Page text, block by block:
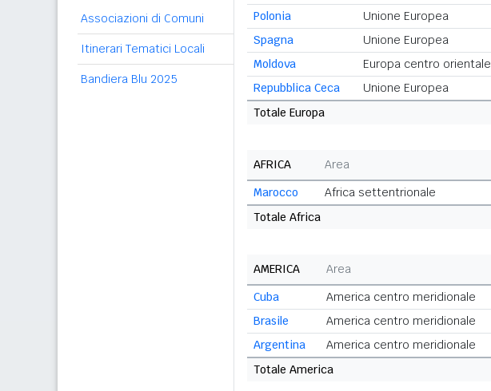
Associazioni di Comuni
Itinerari Tematici Locali
Bandiera Blu 2025
Polonia
Unione Europea
Spagna
Unione Europea
Moldova
Europa centro orientale
Repubblica Ceca
Unione Europea
Totale Europa
AFRICA Area
Marocco
Africa settentrionale
Totale Africa
AMERICA Area
Cuba
America centro meridionale
Brasile
America centro meridionale
Argentina
America centro meridionale
Totale America